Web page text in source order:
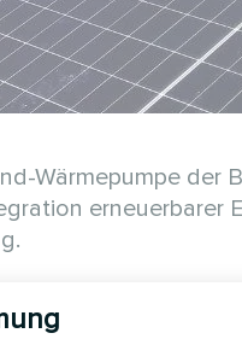
Wärmepumpe der
auch